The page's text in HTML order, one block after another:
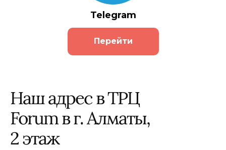
Telegram
Перейти
Наш адрес в ТРЦ
Forum в г. Алматы,
2 этаж